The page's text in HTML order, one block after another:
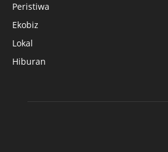
Peristiwa
Ekobiz
Lokal
Hiburan